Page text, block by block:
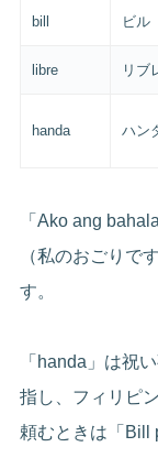
bill ビル
libre リブ
handa ハン
「Ako ang
（私のおごりで
す。
「handa」は祝
指し、フィリピ
頼むときは「Bill